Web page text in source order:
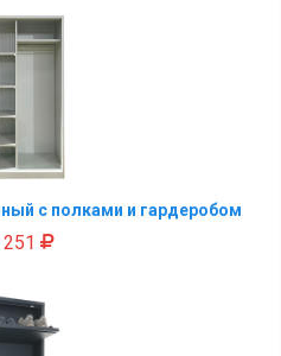
с полками и гардеробом